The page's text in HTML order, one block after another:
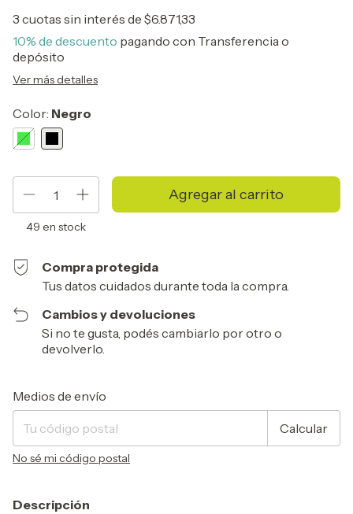
3 cuotas sin interés de $6.871,33
10% de descuento pagando con Transferencia o
depósito
Ver más detalles
Color: Negro
49 en stock
Compra protegida
Tus datos cuidados durante toda la compra.
Cambios y devoluciones
Si no te gusta, podés cambiarlo por otro o
devolverlo.
Entregas para el CP:
Medios de envío
Calcular
No sé mi código postal
Descripción